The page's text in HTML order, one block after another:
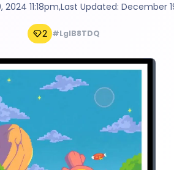
11:18pm,Last Updated: December
2 #LglB8TDQ